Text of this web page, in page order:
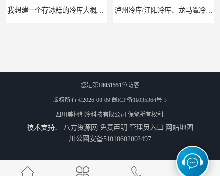
遂宁冻库/遂宁冻库价格/遂宁冻库安装
您是第18051551位访客
版权所有 ©2026-08-09 蜀ICP备19035364号-3
四川美柯制冷科技有限公司 保留所有权利.
技术支持： 八方资源网 免责声明 管理员入口 网站地图
川公网安备51010602002497